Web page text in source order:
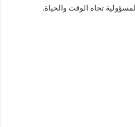
تجاه الوقت والحياة.